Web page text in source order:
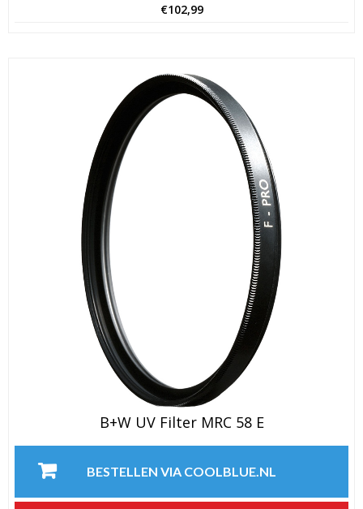
€102,99
B+W UV Filter MRC 58 E
BESTELLEN VIA COOLBLUE.NL